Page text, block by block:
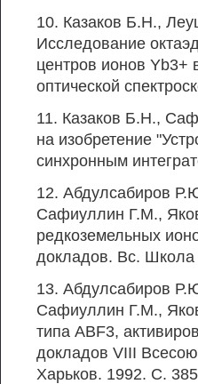
10. Казаков Б.Н.,
Исследование
центров ионов Yb3+
оптической
11. Казаков Б.Н.,
на изобретение
синхронным
12. Абдулсабиров
Сафиуллин Г.М.,
редкоземельных
докладов. Вс. Школа
13. Абдулсабиров
Сафиуллин Г.М.,
типа ABF3,
докладов VIII
Харьков. 1992. С.